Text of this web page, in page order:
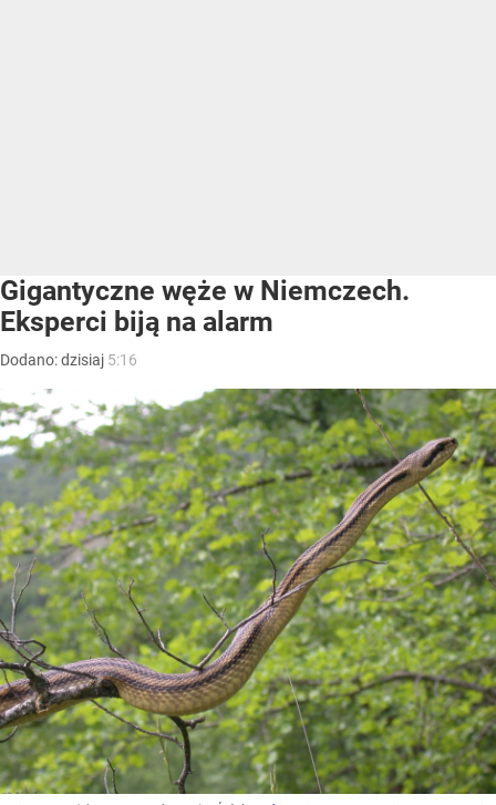
Gigantyczne węże w Niemczech.
Eksperci biją na alarm
Dodano:dzisiaj 5:16